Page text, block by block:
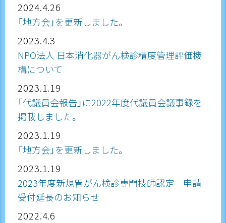
2024.4.26
「地方会」を更新しました。
2023.4.3
NPO法人 日本消化器がん検診精度管理評価機
構について
2023.1.19
「代議員会報告」に2022年度代議員会議事録を
掲載しました。
2023.1.19
「地方会」を更新しました。
2023.1.19
2023年度新規胃がん検診専門技師認定 申請
受付延長のお知らせ
2022.4.6